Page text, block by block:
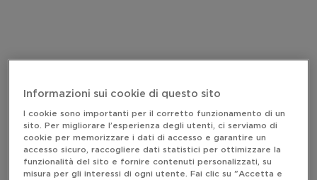
Informazioni sui cookie di questo sito
I cookie sono importanti per il corretto funzionamento di un
sito. Per migliorare l’esperienza degli utenti, ci serviamo di
cookie per memorizzare i dati di accesso e garantire un
accesso sicuro, raccogliere dati statistici per ottimizzare la
funzionalità del sito e fornire contenuti personalizzati, su
misura per gli interessi di ogni utente. Fai clic su "Accetta e